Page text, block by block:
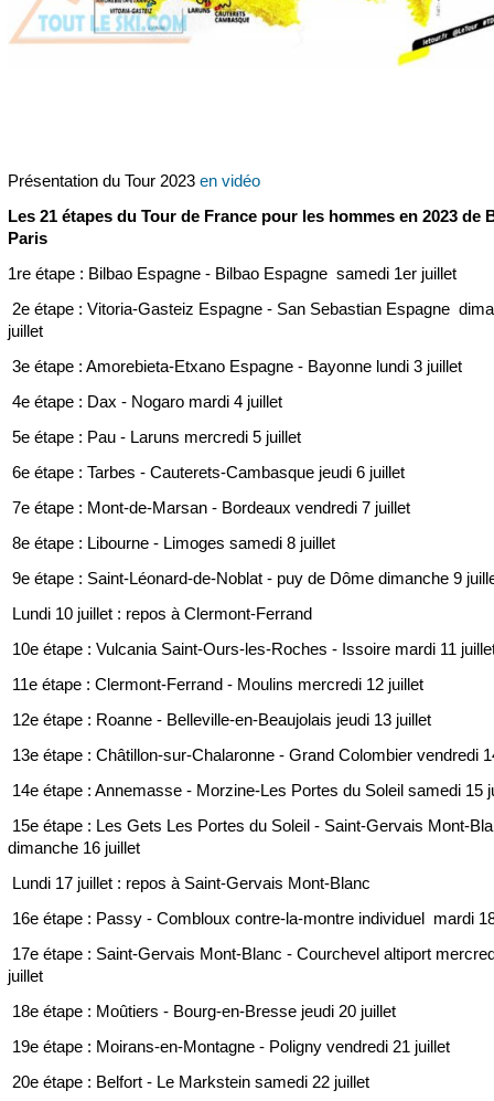
Présentation du Tour 2023 en vidéo
Les 21 étapes du Tour de France pour les hommes en 2023 de
Paris
1re étape : Bilbao Espagne - Bilbao Espagne samedi 1er juillet
2e étape : Vitoria-Gasteiz Espagne - San Sebastian Espagne
juillet
3e étape : Amorebieta-Etxano Espagne - Bayonne lundi 3 juillet
4e étape : Dax - Nogaro mardi 4 juillet
5e étape : Pau - Laruns mercredi 5 juillet
6e étape : Tarbes - Cauterets-Cambasque jeudi 6 juillet
7e étape : Mont-de-Marsan - Bordeaux vendredi 7 juillet
8e étape : Libourne - Limoges samedi 8 juillet
9e étape : Saint-Léonard-de-Noblat - puy de Dôme dimanche 9
Lundi 10 juillet : repos à Clermont-Ferrand
10e étape : Vulcania Saint-Ours-les-Roches - Issoire mardi 11
11e étape : Clermont-Ferrand - Moulins mercredi 12 juillet
12e étape : Roanne - Belleville-en-Beaujolais jeudi 13 juillet
13e étape : Châtillon-sur-Chalaronne - Grand Colombier vendredi
14e étape : Annemasse - Morzine-Les Portes du Soleil samedi 15
15e étape : Les Gets Les Portes du Soleil - Saint-Gervais Mont-
dimanche 16 juillet
Lundi 17 juillet : repos à Saint-Gervais Mont-Blanc
16e étape : Passy - Combloux contre-la-montre individuel mardi
17e étape : Saint-Gervais Mont-Blanc - Courchevel altiport
juillet
18e étape : Moûtiers - Bourg-en-Bresse jeudi 20 juillet
19e étape : Moirans-en-Montagne - Poligny vendredi 21 juillet
20e étape : Belfort - Le Markstein samedi 22 juillet